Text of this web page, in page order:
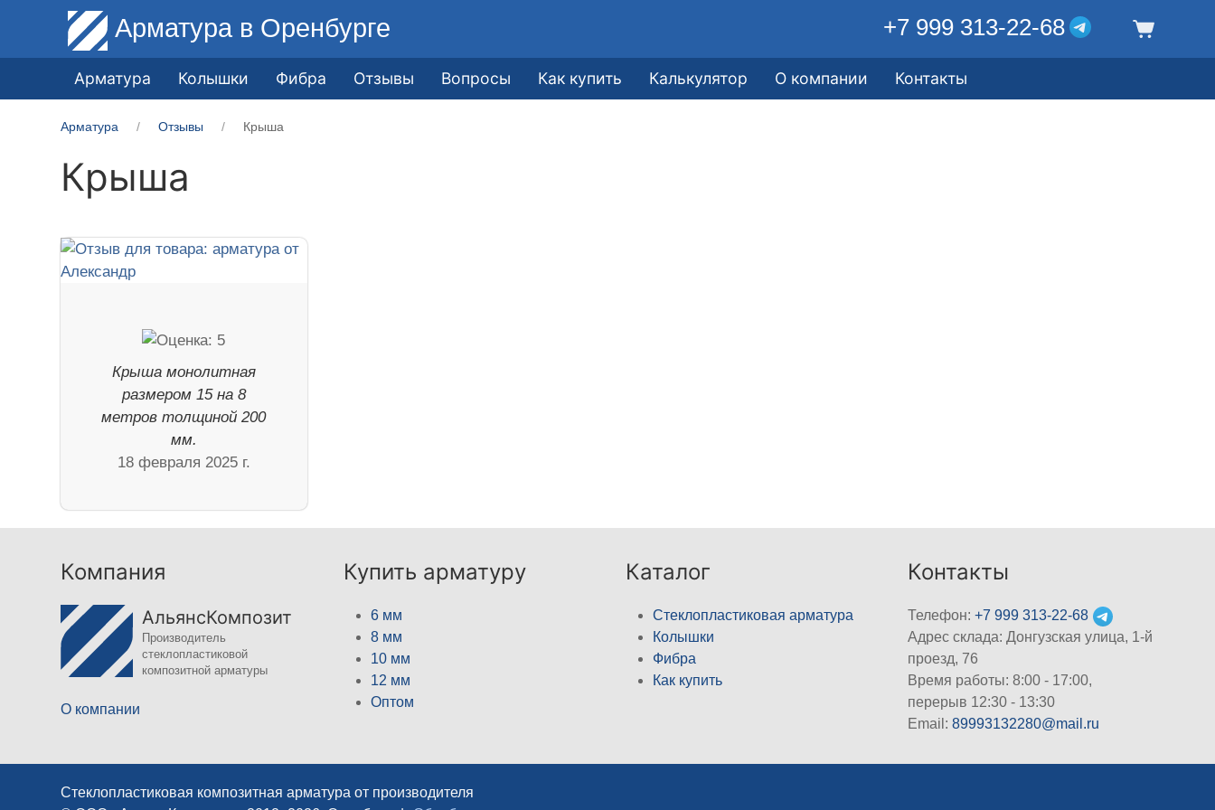
Арматура в Оренбурге +7 999 313-22-68
Арматура Колышки Фибра Отзывы Вопросы Как купить Калькулятор О компании Контакты
Арматура Отзывы Крыша
Крыша
Крыша монолитная
размером 15 на 8
метров толщиной 200
мм.
18 февраля 2025 г.
Компания
АльянсКомпозит
Производитель
стеклопластиковой
композитной арматуры
О компании
Купить арматуру
6 мм
8 мм
10 мм
12 мм
Оптом
Каталог
Стеклопластиковая арматура
Колышки
Фибра
Как купить
Контакты
Телефон:+7 999 313-22-68
Адрес склада: Донгузская улица, 1-й
проезд, 76
Время работы: 8:00 - 17:00,
перерыв 12:30 - 13:30
Email:89993132280@mail.ru
Стеклопластиковая композитная арматура от производителя